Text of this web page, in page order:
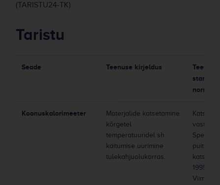
(TARISTU24-TK)
Taristu
Seade Teenuse kirjeldus
Koonuskalorimeeter
Materjalide katsetamine
kõrgetel
temperatuuridel sh
käitumise uurimine
tulekahjuolukorras.
katsed
1995-1-2
Viimane